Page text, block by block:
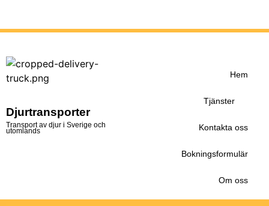
Djurtransporter
Transport av djur i Sverige och
utomlands
Hem
Tjänster
Kontakta oss
Bokningsformulär
Om oss